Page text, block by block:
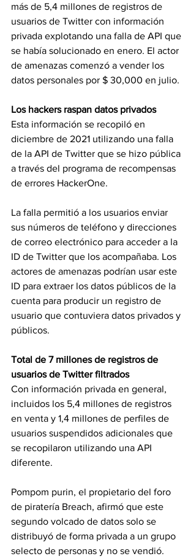
más de 5,4 millones de registros de
usuarios de Twitter con información
privada explotando una falla de API que
se había solucionado en enero. El actor
de amenazas comenzó a vender los
datos personales por $ 30,000 en julio.
Los hackers raspan datos privados
Esta información se recopiló en
diciembre de 2021 utilizando una falla
de la API de Twitter que se hizo pública
a través del programa de recompensas
de errores HackerOne.
La falla permitió a los usuarios enviar
sus números de teléfono y direcciones
de correo electrónico para acceder a la
ID de Twitter que los acompañaba. Los
actores de amenazas podrían usar este
ID para extraer los datos públicos de la
cuenta para producir un registro de
usuario que contuviera datos privados y
públicos.
Total de 7 millones de registros de
usuarios de Twitter filtrados
Con información privada en general,
incluidos los 5,4 millones de registros
en venta y 1,4 millones de perfiles de
usuarios suspendidos adicionales que
se recopilaron utilizando una API
diferente.
Pompom purin, el propietario del foro
de piratería Breach, afirmó que este
segundo volcado de datos solo se
distribuyó de forma privada a un grupo
selecto de personas y no se vendió.